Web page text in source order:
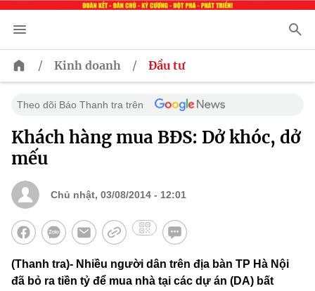
/ Kinh doanh / Đầu tư
Theo dõi Báo Thanh tra trên
Khách hàng mua BĐS: Dở khóc, dở
mếu
Chủ nhật, 03/08/2014 - 12:01
(Thanh tra)- Nhiều người dân trên địa bàn TP Hà Nội
đã bỏ ra tiền tỷ để mua nhà tại các dự án (DA) bất